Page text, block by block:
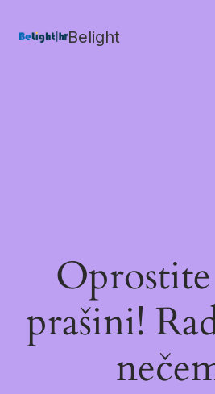
Belight
prašini!